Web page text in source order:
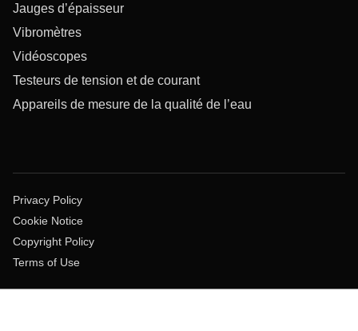
Jauges d’épaisseur
Vibromètres
Vidéoscopes
Testeurs de tension et de courant
Appareils de mesure de la qualité de l’eau
Privacy Policy
Cookie Notice
Copyright Policy
Terms of Use